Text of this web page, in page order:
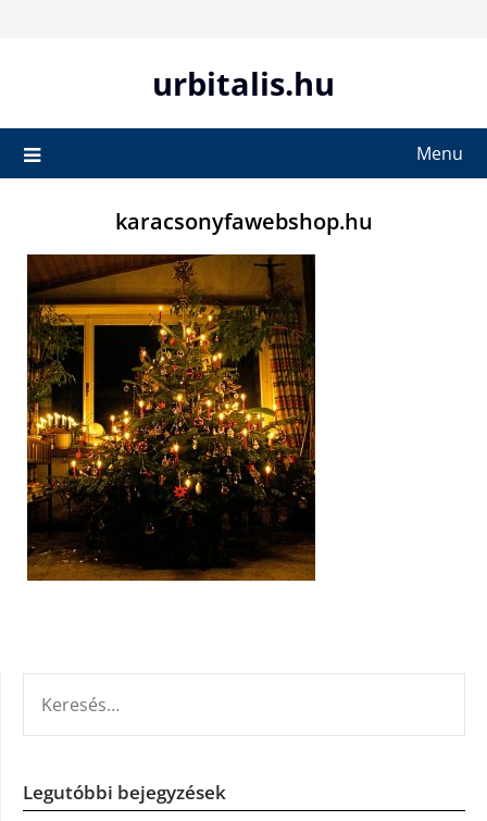
urbitalis.hu
Menu
karacsonyfawebshop.hu
Legutóbbi bejegyzések